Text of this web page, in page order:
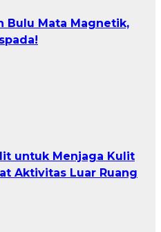
Bulu Mata Magnetik,
untuk Menjaga Kulit
Aktivitas Luar Ruang